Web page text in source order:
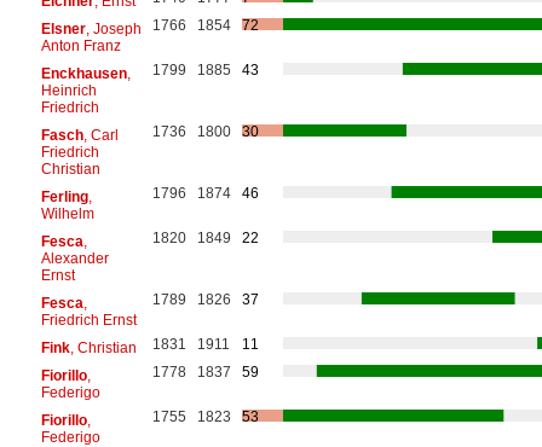
Elsner, Joseph
Anton Franz
1766 1854 72
Enckhausen,
Heinrich
Friedrich
1799 1885 43
Fasch, Carl
Friedrich
Christian
1736 1800 30
Ferling,
Wilhelm
1796 1874 46
Fesca
Alexander
Ernst
1820 1849 22
Fesca
Friedrich Ernst
1789 1826 37
Fink, Christian 1831 1911
11
Fiorillo,
Federigo
1778 1837 59
Fiorillo,
Federigo
1755 1823 53